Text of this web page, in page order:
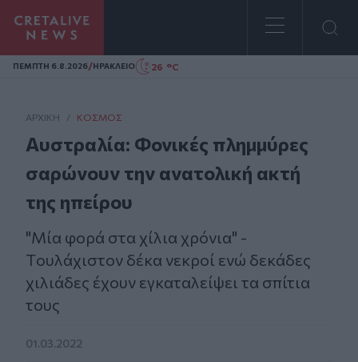
Homepage
ΠΕΜΠΤΗ 6.8.2026/ΗΡΑΚΛΕΙΟ 26 °C
ΑΡΧΙΚΗ / ΚΌΣΜΟΣ
Αυστραλία: Φονικές πλημμύρες
σαρώνουν την ανατολική ακτή
της ηπείρου
"Μία φορά στα χίλια χρόνια" -
Tουλάχιστον δέκα νεκροί ενώ δεκάδες
χιλιάδες έχουν εγκαταλείψει τα σπίτια
τους
01.03.2022